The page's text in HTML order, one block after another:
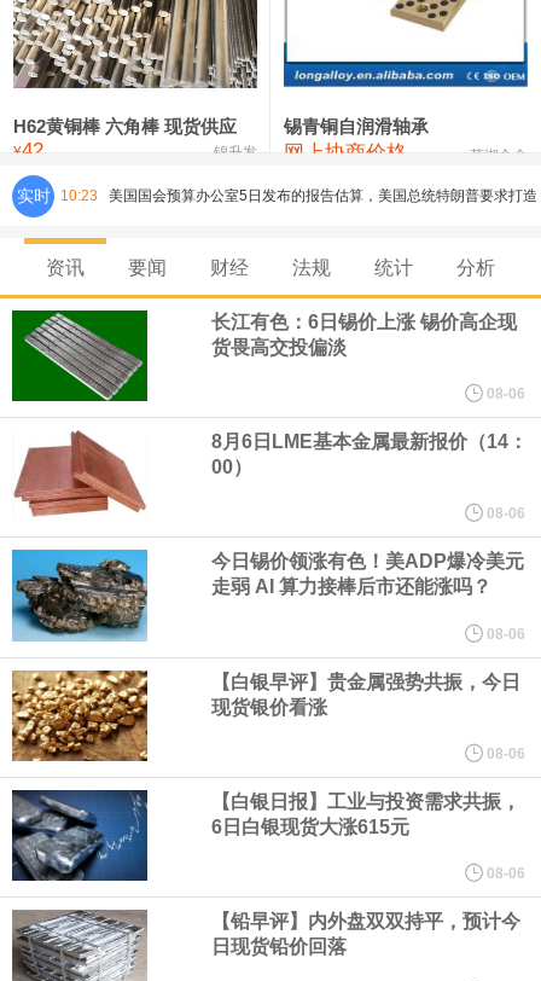
铸造铝合金锭(ZLD104) 24,100—24,300 24,200
压铸锌合金锭 26,250—26,450
氯化镍 38,300—40,300 39,300 0
H62黄铜棒 六角棒 现货供应
¥42 锦升发
锡青铜自润滑轴承
网上协商价格 芜湖合金
实时 10:23
美国国会预算办公室5日发布的报告估算，美国总统特朗普要求打造
高50%。
INC）：CBOE 欧洲清算所将于 8 月 24 日起，将证券融资交易清算
业务拓展至固定收益品类。
周四，亚洲科技股下跌，跟随隔夜交易中回调的美国同行，凸显了
全球科技股波动性的加剧。 日本市场中，软银股价收盘下跌4.4%，
芯片设备制造商东京电子股价下跌近6%，日本存储芯片制造商铠侠
股价下跌超过10%。
WPP股价料创1992年以来最大单日涨幅，上涨25%至11个月高位。
谷歌规划的印度数据中心枢纽建设工作正在如火如荼推进，项目所
在地上方的山坡已经被开挖，露出赤红土层，并修出层层台地。但
资讯 要闻 财经 法规 统计 分析
长江有色：6日锡价上涨 锡价高企现
货畏高交投偏淡
08-06
8月6日LME基本金属最新报价（14：
00）
08-06
今日锡价领涨有色！美ADP爆冷美元
走弱 AI 算力接棒后市还能涨吗？
08-06
【白银早评】贵金属强势共振，今日
现货银价看涨
08-06
【白银日报】工业与投资需求共振，
6日白银现货大涨615元
08-06
【铅早评】内外盘双双持平，预计今
日现货铅价回落